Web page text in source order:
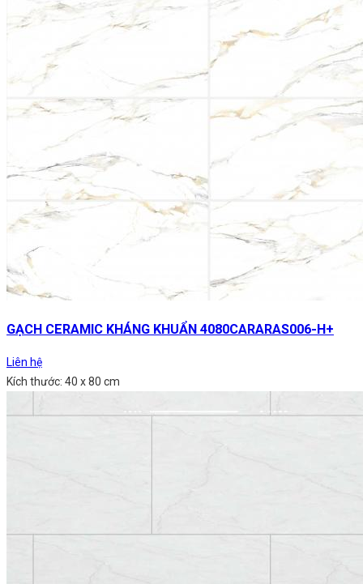
GẠCH CERAMIC KHÁNG KHUẨN 4080CARARAS006-H+
Liên hệ
Kích thước: 40 x 80 cm